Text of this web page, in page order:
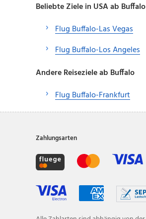
Beliebte Ziele in USA ab Buffalo
Flug Buffalo-Las Vegas
Flug Buffalo-Los Angeles
Andere Reiseziele ab Buffalo
Flug Buffalo-Frankfurt